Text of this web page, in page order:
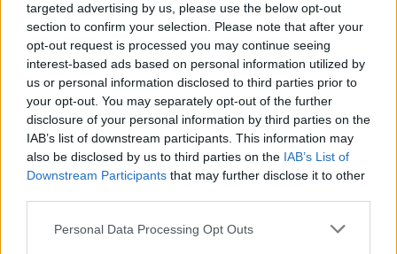
targeted advertising by us, please use the below opt-out
section to confirm your selection. Please note that after your
opt-out request is processed you may continue seeing
interest-based ads based on personal information utilized by
us or personal information disclosed to third parties prior to
your opt-out. You may separately opt-out of the further
disclosure of your personal information by third parties on the
IAB’s list of downstream participants. This information may
also be disclosed by us to third parties on the IAB’s List of
Downstream Participants that may further disclose it to other
Personal Data Processing Opt Outs
Az Eduline-on az idén is megtaláljátok a legfrissebb infókat az
érettségiről: a vizsgák napján reggeltől estig beszámolunk a
legfontosabb hírekről, megtudhatjátok, milyen feladatokat kell
megoldaniuk a középszinten vizsgázóknak, de az emelt szintű
írásbelikről is nálunk találjátok meg a tudnivalókat.
És ami a legfontosabb: az írásbeli után nálunk nézhetitek át először
a szaktanárok által kidolgozott, nem hivatalos megoldásokat.
Délutánonként arról olvashattok, hogy mit gondolnak a tanárok és
a vizsgázók a feladatsorokról, és persze ti is leírhatjátok
véleményeteket kommentben, sőt a szaktanároktól is kérdezhettek.
Facebook-oldalunkat, itt pedig feliratkozhattok hírlevelünkre